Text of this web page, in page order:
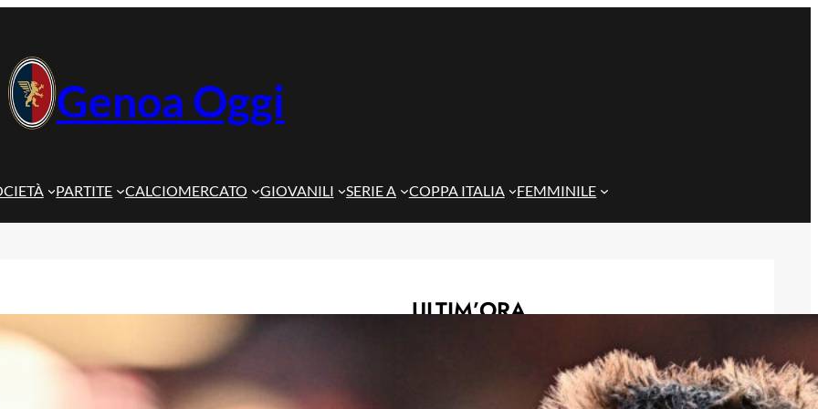
Genoa Oggi
PARTITE CALCIOMERCATO GIOVANILI SERIE A COPPA ITALIA FEMMINILE
ULTIM’ORA
Rientra Østigård, il Genoa prepara il
trittico di sfide al Ferraris